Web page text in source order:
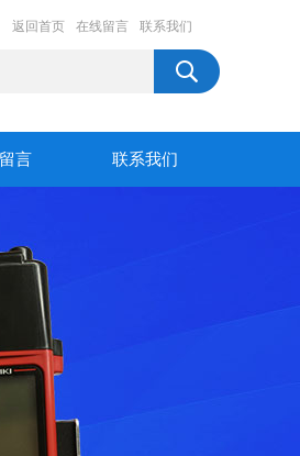
返回首页 在线留言 联系我们
言 联系我们